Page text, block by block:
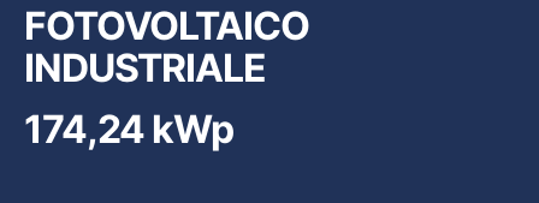
FOTOVOLTAICO
INDUSTRIALE
174,24 kWp